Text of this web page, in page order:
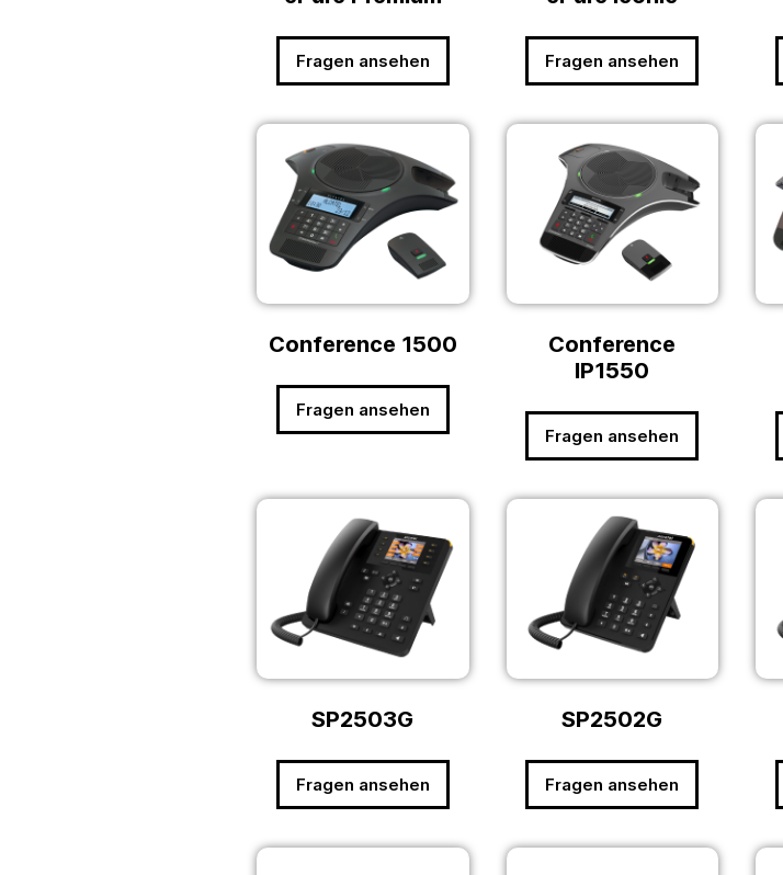
Fragen ansehen Fragen ansehen
Conference 1500
Fragen ansehen
Conference
IP1550
Fragen ansehen
SP2503G
Fragen ansehen
SP2502G
Fragen ansehen